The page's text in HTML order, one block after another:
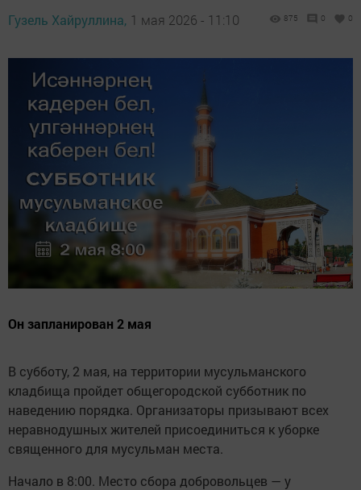
Гузель Хайруллина, 1 мая 2026 - 11:10 875 0 0
Он запланирован 2 мая
В субботу, 2 мая, на территории мусульманского
кладбища пройдет общегородской субботник по
наведению порядка. Организаторы призывают всех
неравнодушных жителей присоединиться к уборке
священного для мусульман места.
Начало в 8:00. Место сбора добровольцев — у